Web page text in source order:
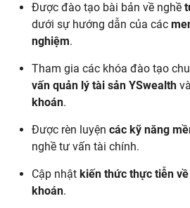
Được đào tạo bài bản về nghề
dưới sự hướng dẫn của các
nghiệm.
Tham gia các khóa đào tạo
vấn quản lý tài sản YSwealth và
khoán.
Được rèn luyện các kỹ năng
nghề tư vấn tài chính.
Cập nhật kiến thức thực tiễn
khoán.